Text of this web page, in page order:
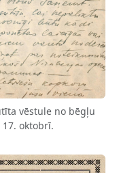
vēstule no bēgļu
17. oktobrī.